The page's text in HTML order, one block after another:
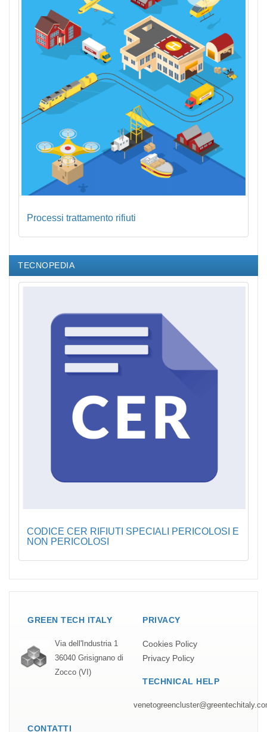
Processi trattamento rifiuti
TECNOPEDIA
CODICE CER RIFIUTI SPECIALI PERICOLOSI E
NON PERICOLOSI
GREEN TECH ITALY
Via dell'Industria 1
36040 Grisignano di
Zocco (VI)
PRIVACY
Cookies Policy
Privacy Policy
TECHNICAL HELP
CONTATTI